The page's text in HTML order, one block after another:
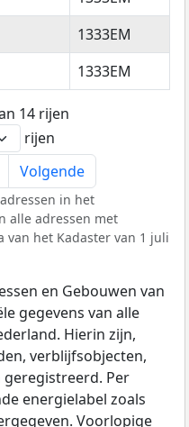
1333EM
1333EM
14 rijen
rijen
Volgende
in het
alle adressen met
van het Kadaster van 1 juli
en Gebouwen van
gegevens van alle
Hierin zijn,
verblijfsobjecten,
Per
energielabel zoals
Voorlopige